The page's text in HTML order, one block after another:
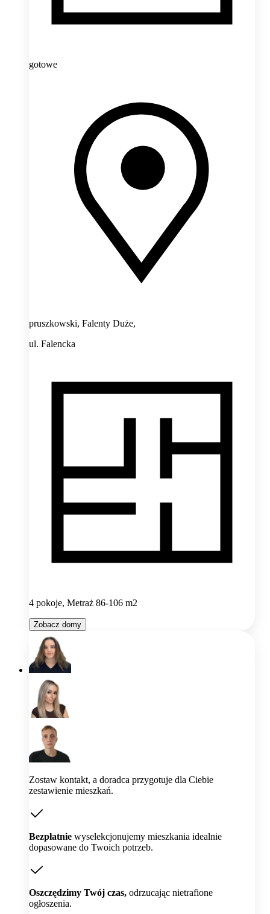
gotowe
pruszkowski, Falenty Duże,
ul. Falencka
4 pokoje, Metraż 86-106 m2
Zobacz domy
Zostaw kontakt, a doradca przygotuje dla Ciebie
zestawienie mieszkań.
Bezpłatnie wyselekcjonujemy mieszkania idealnie
dopasowane do Twoich potrzeb.
Oszczędzimy Twój czas, odrzucając nietrafione
ogłoszenia.